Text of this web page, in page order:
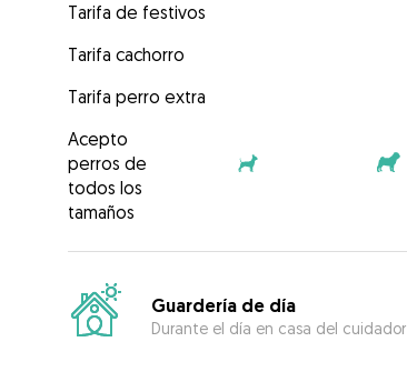
Tarifa de festivos
Tarifa cachorro
Tarifa perro extra
Acepto
perros de
todos los
tamaños
Guardería de día
Durante el día en casa del cuidador